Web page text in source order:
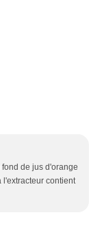
de jus d'orange
l'extracteur contient